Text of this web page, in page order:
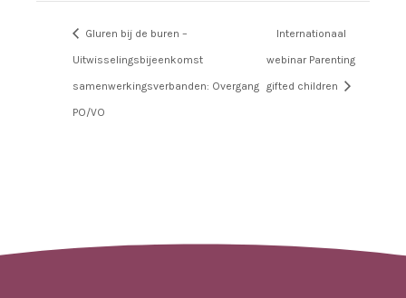
Gluren bij de buren –
Uitwisselingsbijeenkomst
samenwerkingsverbanden: Overgang
PO/VO
Internationaal
webinar Parenting
gifted children